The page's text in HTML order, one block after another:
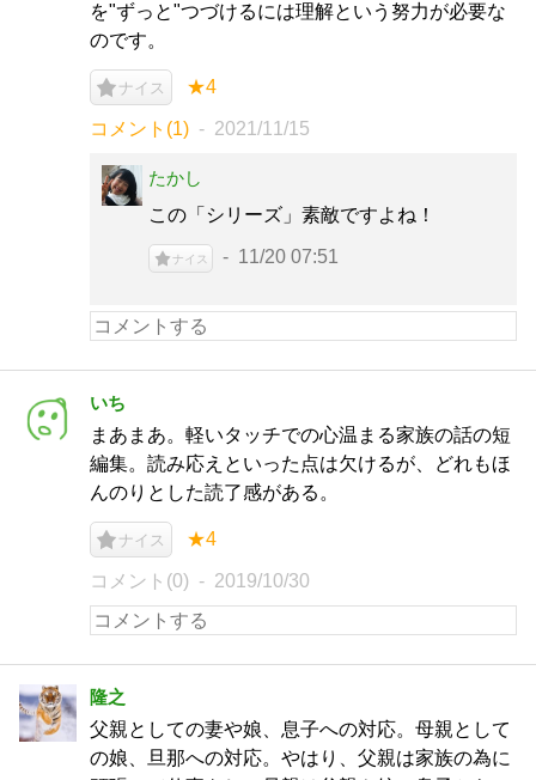
を"ずっと"つづけるには理解という努力が必要な
のです。
ナイス ★4
コメント(1) 2021/11/15
たかし
この「シリーズ」素敵ですよね！
ナイス 11/20 07:51
いち
まあまあ。軽いタッチでの心温まる家族の話の短
編集。読み応えといった点は欠けるが、どれもほ
んのりとした読了感がある。
ナイス ★4
コメント(0) 2019/10/30
隆之
父親としての妻や娘、息子への対応。母親として
の娘、旦那への対応。やはり、父親は家族の為に